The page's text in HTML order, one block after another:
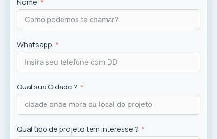
experiência dos usuários.
Nome
Whatsapp
Qual sua Cidade ?
Qual tipo de projeto tem interesse ?